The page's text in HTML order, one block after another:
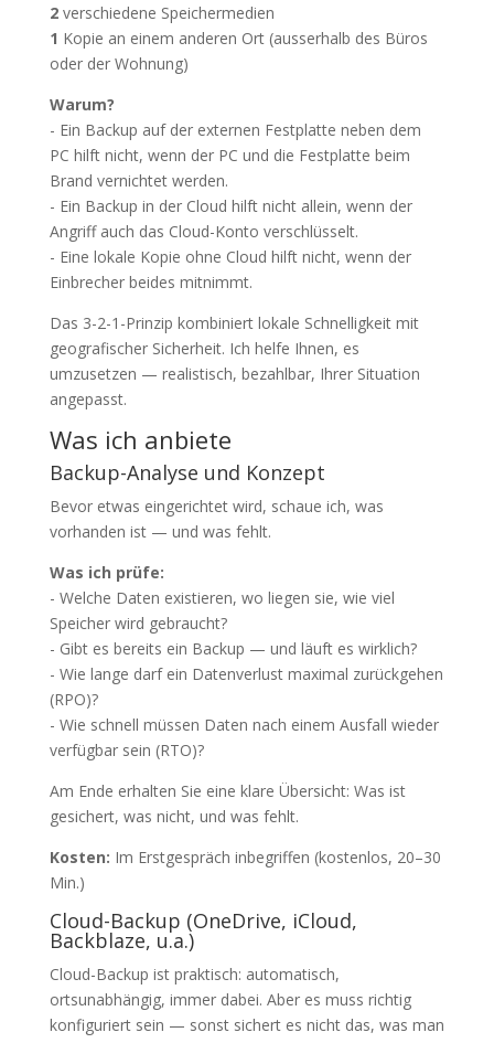
2verschiedene Speichermedien
1 Kopie an einem anderen Ort (ausserhalb des Büros
oder der Wohnung)
Warum?
- Ein Backup auf der externen Festplatte neben dem
PC hilft nicht, wenn der PC und die Festplatte beim
Brand vernichtet werden.
- Ein Backup in der Cloud hilft nicht allein, wenn der
Angriff auch das Cloud-Konto verschlüsselt.
- Eine lokale Kopie ohne Cloud hilft nicht, wenn der
Einbrecher beides mitnimmt.
Das 3-2-1-Prinzip kombiniert lokale Schnelligkeit mit
geografischer Sicherheit. Ich helfe Ihnen, es
umzusetzen — realistisch, bezahlbar, Ihrer Situation
angepasst.
Was ich anbiete
Backup-Analyse und Konzept
Bevor etwas eingerichtet wird, schaue ich, was
vorhanden ist — und was fehlt.
Was ich prüfe:
- Welche Daten existieren, wo liegen sie, wie viel
Speicher wird gebraucht?
- Gibt es bereits ein Backup — und läuft es wirklich?
- Wie lange darf ein Datenverlust maximal zurückgehen
(RPO)?
- Wie schnell müssen Daten nach einem Ausfall wieder
verfügbar sein (RTO)?
Am Ende erhalten Sie eine klare Übersicht: Was ist
gesichert, was nicht, und was fehlt.
Kosten: Im Erstgespräch inbegriffen (kostenlos, 20–30
Min.)
Cloud-Backup (OneDrive, iCloud,
Backblaze, u.a.)
Cloud-Backup ist praktisch: automatisch,
ortsunabhängig, immer dabei. Aber es muss richtig
konfiguriert sein — sonst sichert es nicht das, was man